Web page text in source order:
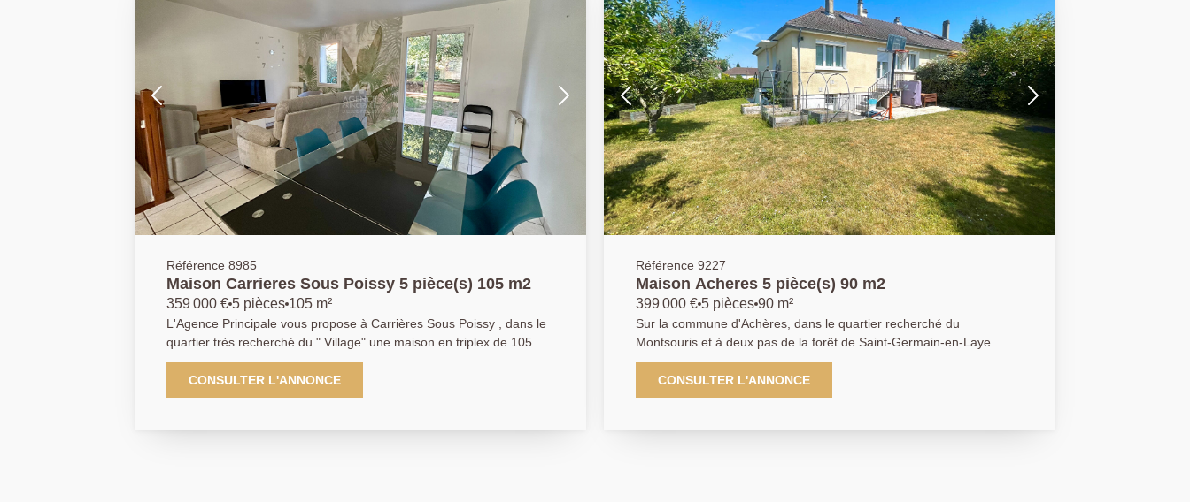
Référence 8985
Maison Carrieres Sous Poissy 5 pièce(s) 105 m2
359 000 € 5 pièces 105 m²
L'Agence Principale vous propose à Carrières Sous Poissy , dans le
quartier très recherché du " Village" une maison en triplex de 105m²,
offrant une entrée, une cuisine ouverte sur un séjour lumineux
donnant accès au jardin, quatre chambres avec rangements, deux
salles de bains ainsi que deux WC séparés. Un box attenant avec
CONSULTER L'ANNONCE
Référence 9227
Maison Acheres 5 pièce(s) 90 m2
399 000 € 5 pièces 90 m²
Sur la commune d'Achères, dans le quartier recherché du
Montsouris et à deux pas de la forêt de Saint-Germain-en-Laye.
Cette maison est à 10 minutes en bus et à 25 minutes à pied de la
gare RER/SNCF d'Achères. Une maison de type T5 de 90m² édifiée
sur un terrain de 410 m²'. Elle se compose de la façon suivante avec
CONSULTER L'ANNONCE